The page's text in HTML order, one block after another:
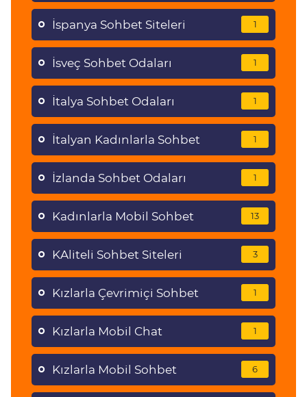
İspanya Sohbet Siteleri 1
İsveç Sohbet Odaları 1
İtalya Sohbet Odaları 1
İtalyan Kadınlarla Sohbet 1
İzlanda Sohbet Odaları 1
Kadınlarla Mobil Sohbet 13
KAliteli Sohbet Siteleri 3
Kızlarla Çevrimiçi Sohbet 1
Kızlarla Mobil Chat 1
Kızlarla Mobil Sohbet 6